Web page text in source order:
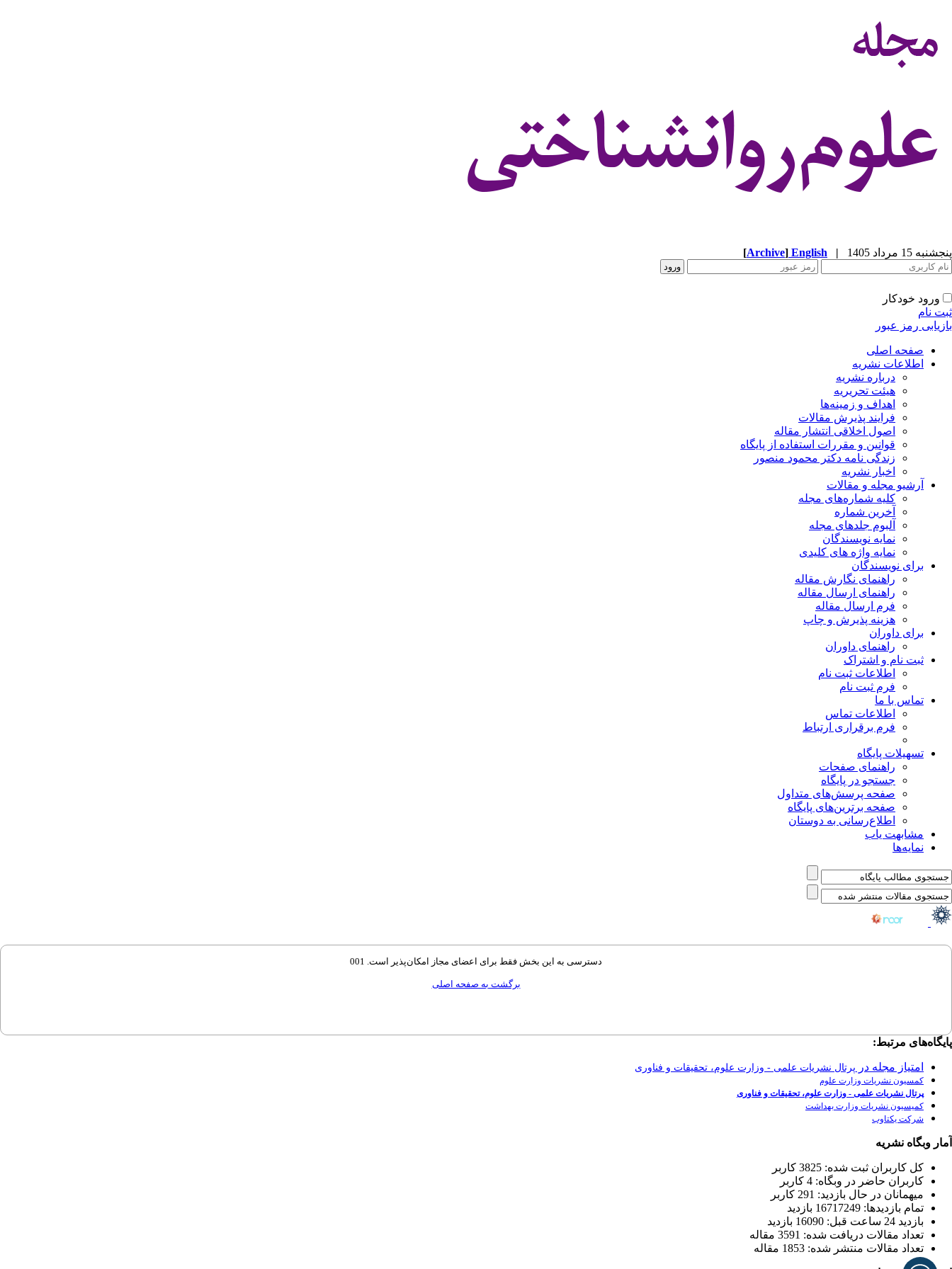
پنجشنبه 15 مرداد 1405 |
English
[Archive]
ورود خودکار
ثبت نام
بازیابی رمز عبور
صفحه اصلی
اطلاعات نشریه
درباره نشریه
هیئت تحریریه
اهداف و زمینه‌ها
فرایند پذیرش مقالات
اصول اخلاقی انتشار مقاله
قوانین و مقررات استفاده از پایگاه
زندگی نامه دکتر محمود منصور
اخبار نشریه
آرشیو مجله و مقالات
کلیه شماره‌های مجله
آخرین شماره
آلبوم جلدهای مجله
نمایه نویسندگان
نمایه واژه های کلیدی
برای نویسندگان
راهنمای نگارش مقاله
راهنمای ارسال مقاله
فرم ارسال مقاله
هزینه پذیرش و چاپ
برای داوران
راهنمای داوران
ثبت نام و اشتراک
اطلاعات ثبت نام
فرم ثبت نام
تماس با ما
اطلاعات تماس
فرم برقراری ارتباط
تسهیلات پایگاه
راهنمای صفحات
جستجو در پایگاه
صفحه پرسش‌های متداول
صفحه برترین‌های پایگاه
اطلاع‌رسانی به دوستان
مشابهت یاب
نمایه‌ها
دسترسی به این بخش فقط برای اعضای مجاز امکان‌پذیر است. 001
برگشت به صفحه اصلی
پایگاه‌های مرتبط:
امتیاز مجله در پرتال نشریات علمی - وزارت علوم، تحقیقات و فناوری
کمسیون نشریات وزارت علوم
پرتال نشریات علمی - وزارت علوم، تحقیقات و فناوری
کمیسیون نشریات وزارت بهداشت
شرکت یکتاوب
آمار وبگاه نشریه
كل کاربران ثبت شده: 3825 کاربر
کاربران حاضر در وبگاه: 4 کاربر
ميهمانان در حال بازديد: 291 کاربر
تمام بازديد‌ها: 16717249 بازدید
بازديد 24 ساعت قبل: 16090 بازدید
تعداد مقالات دریافت شده: 3591 مقاله
تعداد مقالات منتشر شده: 1853 مقاله